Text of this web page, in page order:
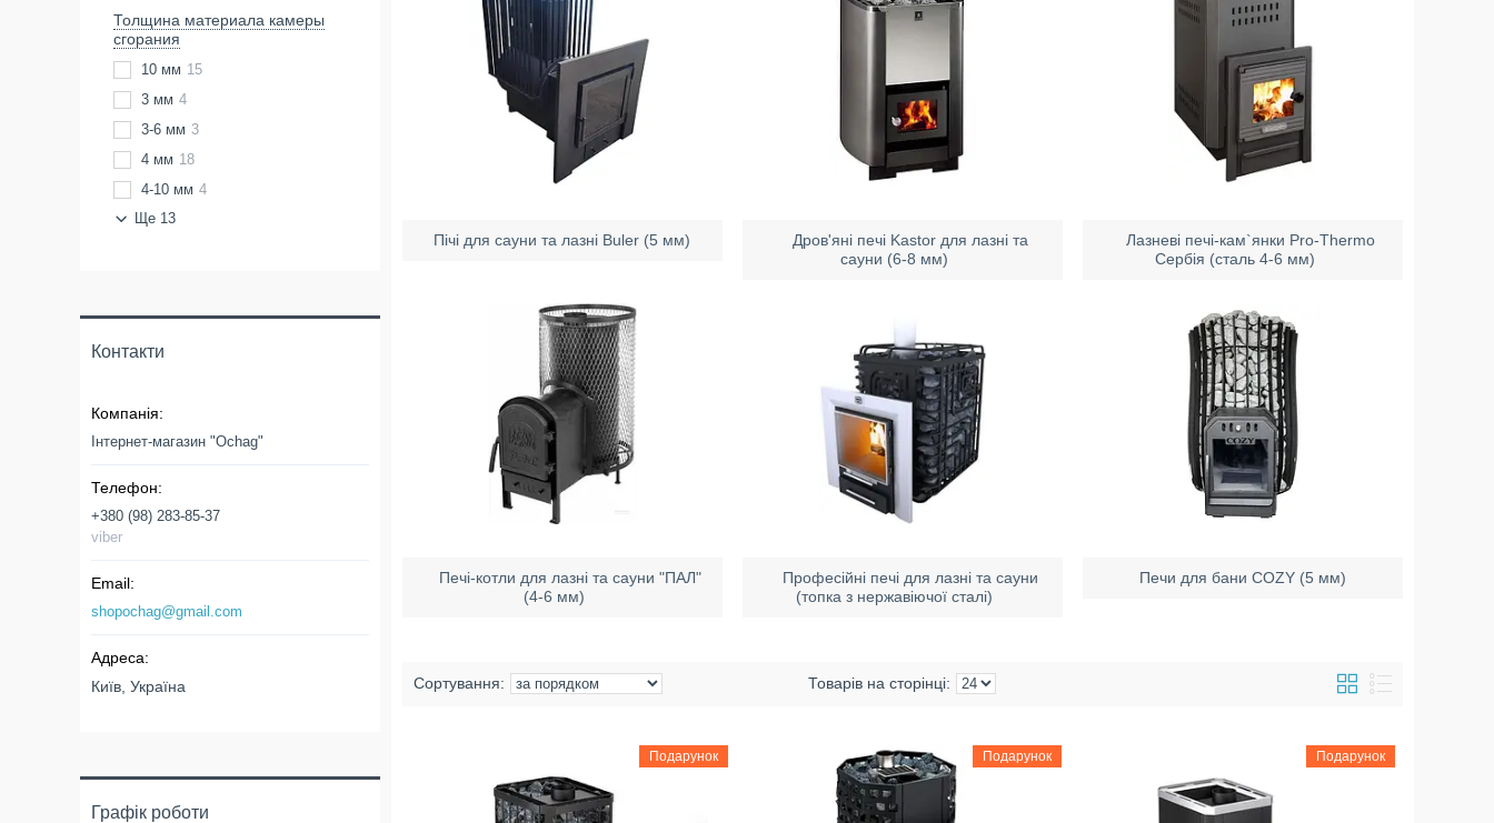
Пічі для сауни та лазні Buler (5 мм)
Дров'яні печі Kastor для лазні та
сауни (6-8 мм)
Лазневі печі-кам`янки Pro-Thermo
Сербія (сталь 4-6 мм)
Печі-котли для лазні та сауни "ПАЛ"
(4-6 мм)
Професійні печі для лазні та сауни
(топка з нержавіючої сталі)
Печи для бани COZY (5 мм)
Подарунок Подарунок Подарунок
Толщина материала камеры
сгорания
10 мм 15
3 мм 4
3-6 мм 3
4 мм 18
4-10 мм 4
Ще 13
Контакти
Інтернет-магазин "Ochag"
+380 (98) 283-85-37
viber
shopochag@gmail.com
Київ, Україна
Графік роботи